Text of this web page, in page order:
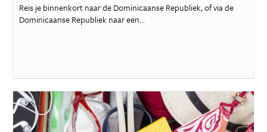
Reis je binnenkort naar de Dominicaanse Republiek, of via de
Dominicaanse Republiek naar een...